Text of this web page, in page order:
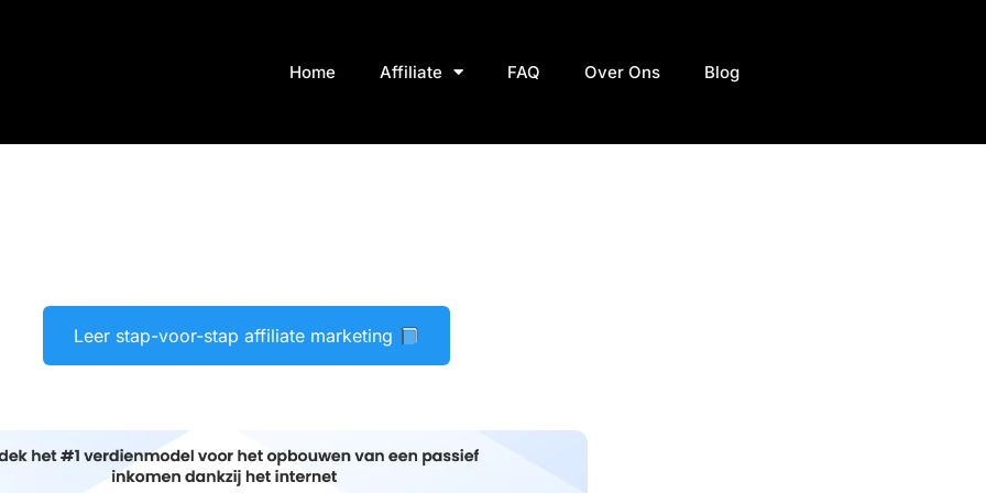
Home Affiliate FAQ Over Ons Blog
Leer stap-voor-stap affiliate marketing